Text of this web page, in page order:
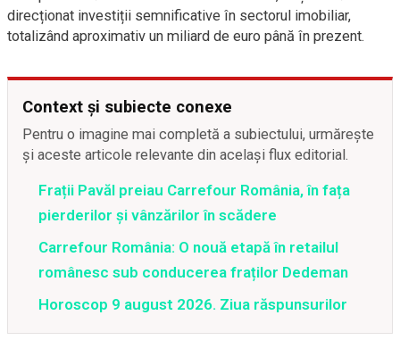
direcționat investiții semnificative în sectorul imobiliar,
totalizând aproximativ un miliard de euro până în prezent.
Context și subiecte conexe
Pentru o imagine mai completă a subiectului, urmărește
și aceste articole relevante din același flux editorial.
Frații Pavăl preiau Carrefour România, în fața
pierderilor și vânzărilor în scădere
Carrefour România: O nouă etapă în retailul
românesc sub conducerea fraților Dedeman
Horoscop 9 august 2026. Ziua răspunsurilor